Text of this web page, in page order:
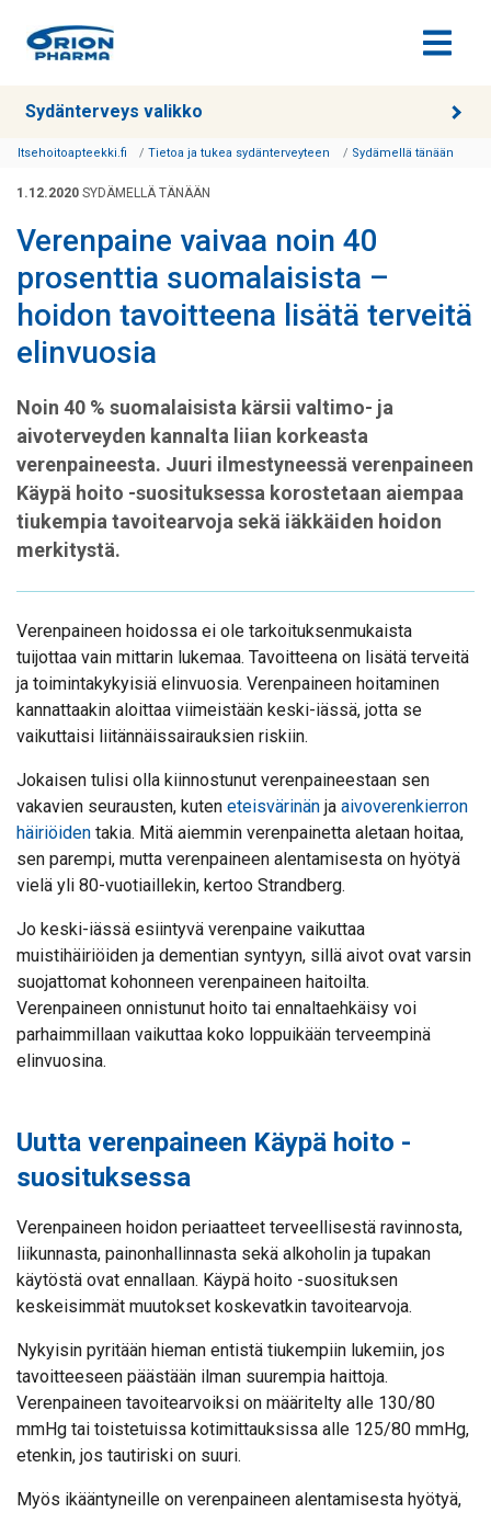
Siirry sisältöön
Sydänterveys valikko
Itsehoitoapteekki.fi Tietoa ja tukea sydänterveyteen Sydämellä tänään
1.12.2020 SYDÄMELLÄ TÄNÄÄN
Verenpaine vaivaa noin 40
prosenttia suomalaisista –
hoidon tavoitteena lisätä terveitä
elinvuosia
Noin 40 % suomalaisista kärsii valtimo- ja
aivoterveyden kannalta liian korkeasta
verenpaineesta. Juuri ilmestyneessä verenpaineen
Käypä hoito -suosituksessa korostetaan aiempaa
tiukempia tavoitearvoja sekä iäkkäiden hoidon
merkitystä.
Verenpaineen hoidossa ei ole tarkoituksenmukaista
tuijottaa vain mittarin lukemaa. Tavoitteena on lisätä terveitä
ja toimintakykyisiä elinvuosia. Verenpaineen hoitaminen
kannattaakin aloittaa viimeistään keski-iässä, jotta se
vaikuttaisi liitännäissairauksien riskiin.
Jokaisen tulisi olla kiinnostunut verenpaineestaan sen
vakavien seurausten, kuten eteisvärinän ja aivoverenkierron
häiriöiden takia. Mitä aiemmin verenpainetta aletaan hoitaa,
sen parempi, mutta verenpaineen alentamisesta on hyötyä
vielä yli 80-vuotiaillekin, kertoo Strandberg.
Jo keski-iässä esiintyvä verenpaine vaikuttaa
muistihäiriöiden ja dementian syntyyn, sillä aivot ovat varsin
suojattomat kohonneen verenpaineen haitoilta.
Verenpaineen onnistunut hoito tai ennaltaehkäisy voi
parhaimmillaan vaikuttaa koko loppuikään terveempinä
elinvuosina.
Uutta verenpaineen Käypä hoito -
suosituksessa
Verenpaineen hoidon periaatteet terveellisestä ravinnosta,
liikunnasta, painonhallinnasta sekä alkoholin ja tupakan
käytöstä ovat ennallaan. Käypä hoito -suosituksen
keskeisimmät muutokset koskevatkin tavoitearvoja.
Nykyisin pyritään hieman entistä tiukempiin lukemiin, jos
tavoitteeseen päästään ilman suurempia haittoja.
Verenpaineen tavoitearvoiksi on määritelty alle 130/80
mmHg tai toistetuissa kotimittauksissa alle 125/80 mmHg,
etenkin, jos tautiriski on suuri.
Myös ikääntyneille on verenpaineen alentamisesta hyötyä,